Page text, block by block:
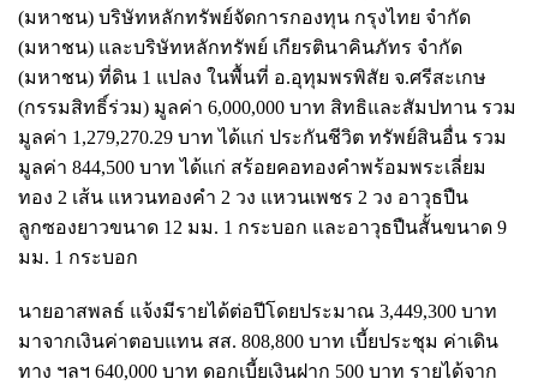
(มหาชน) บริษัทหลักทรัพย์จัดการกองทุน กรุงไทย จำกัด
(มหาชน) และบริษัทหลักทรัพย์ เกียรตินาคินภัทร จำกัด
(มหาชน) ที่ดิน 1 แปลง ในพื้นที่ อ.อุทุมพรพิสัย จ.ศรีสะเกษ
(กรรมสิทธิ์ร่วม) มูลค่า 6,000,000 บาท สิทธิและสัมปทาน รวม
มูลค่า 1,279,270.29 บาท ได้แก่ ประกันชีวิต ทรัพย์สินอื่น รวม
มูลค่า 844,500 บาท ได้แก่ สร้อยคอทองคำพร้อมพระเลี่ยม
ทอง 2 เส้น แหวนทองคำ 2 วง แหวนเพชร 2 วง อาวุธปืน
ลูกซองยาวขนาด 12 มม. 1 กระบอก และอาวุธปืนสั้นขนาด 9
มม. 1 กระบอก
นายอาสพลธ์ แจ้งมีรายได้ต่อปีโดยประมาณ 3,449,300 บาท
มาจากเงินค่าตอบแทน สส. 808,800 บาท เบี้ยประชุม ค่าเดิน
ทาง ฯลฯ 640,000 บาท ดอกเบี้ยเงินฝาก 500 บาท รายได้จาก